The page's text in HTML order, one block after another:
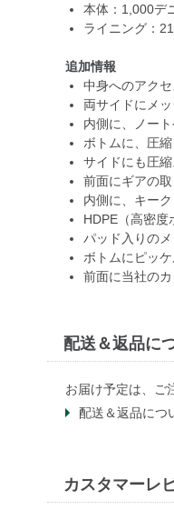
本体：1,000デ
ライニング：
追加情報
中身へのアク
両サイドにメ
内側に、ノー
ボトムに、圧
サイドにも圧
前面にギアの
内側に、キー
HDPE（高密
パッド入りの
ボトムにピッ
前面に当社の
配送＆返品に
お届け予定は、ご
配送＆返品につ
カスタマーレ